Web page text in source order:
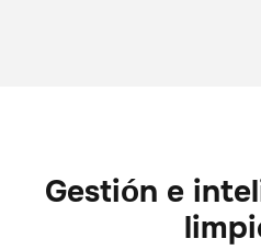
Gestión e